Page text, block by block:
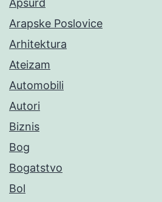
Apsurd
Arapske Poslovice
Arhitektura
Ateizam
Automobili
Autori
Biznis
Bog
Bogatstvo
Bol